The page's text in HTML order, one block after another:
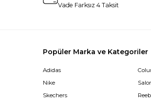
Vade Farksız 4 Taksit
Popüler Marka ve Kategoriler
Adidas
Nike
Skechers